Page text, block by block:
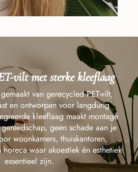
vilt met sterke kleeflaag
van gerecycled PET-vilt,
en ontworpen voor langdurig
kleeflaag maakt montage
geen schade aan je
woonkamers, thuiskantoren,
waar akoestiek én esthetiek
essentieel zijn.